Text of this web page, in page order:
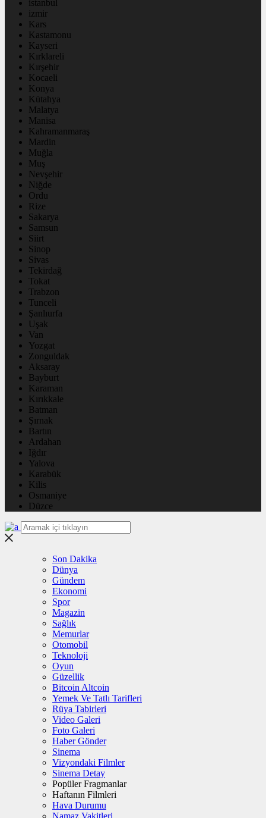
istanbul
izmir
Kars
Kastamonu
Kayseri
Kırklareli
Kırşehir
Kocaeli
Konya
Kütahya
Malatya
Manisa
Kahramanmaraş
Mardin
Muğla
Muş
Nevşehir
Niğde
Ordu
Rize
Sakarya
Samsun
Siirt
Sinop
Sivas
Tekirdağ
Tokat
Trabzon
Tunceli
Şanlıurfa
Uşak
Van
Yozgat
Zonguldak
Aksaray
Bayburt
Karaman
Kırıkkale
Batman
Şırnak
Bartın
Ardahan
Iğdır
Yalova
Karabük
Kilis
Osmaniye
Düzce
Son Dakika
Dünya
Gündem
Ekonomi
Spor
Magazin
Sağlık
Memurlar
Otomobil
Teknoloji
Oyun
Güzellik
Bitcoin Altcoin
Yemek Ve Tatlı Tarifleri
Rüya Tabirleri
Video Galeri
Foto Galeri
Haber Gönder
Sinema
Vizyondaki Filmler
Sinema Detay
Popüler Fragmanlar
Haftanın Filmleri
Hava Durumu
Namaz Vakitleri